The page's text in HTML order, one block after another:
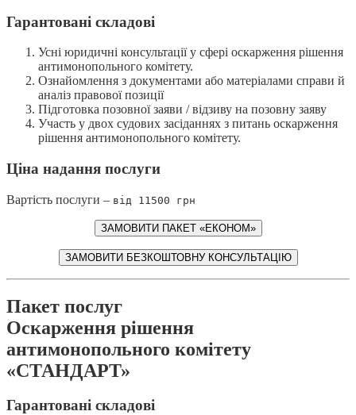
Гарантовані складові
Усні юридичні консультації у сфері оскарження рішення
антимонопольного комітету.
Ознайомлення з документами або матеріалами справи й
аналіз правової позиції
Підготовка позовної заяви / відзиву на позовну заяву
Участь у двох судових засіданнях з питань оскарження
рішення антимонопольного комітету.
Ціна надання послуги
Вартість послуги – від 11500 грн
ЗАМОВИТИ ПАКЕТ «ЕКОНОМ»
ЗАМОВИТИ БЕЗКОШТОВНУ КОНСУЛЬТАЦІЮ
Пакет послуг
Оскарження рішення
антимонопольного комітету
«СТАНДАРТ»
Гарантовані складові